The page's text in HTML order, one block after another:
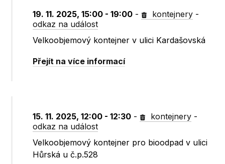
19. 11. 2025, 15:00 - 19:00 - kontejnery -
odkaz na událost
Velkoobjemový kontejner v ulici Kardašovská
Přejít na více informací
15. 11. 2025, 12:00 - 12:30 - kontejnery -
odkaz na událost
Velkoobjemový kontejner pro bioodpad v ulici
Hůrská u č.p.528